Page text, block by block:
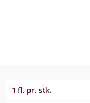
1 fl. pr. stk.